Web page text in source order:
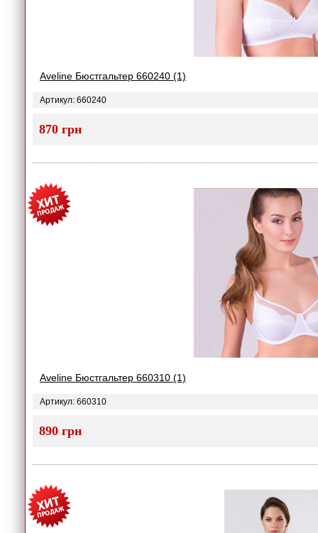
Aveline Бюстгальтер 660240 (1)
Артикул: 660240
870 грн
Aveline Бюстгальтер 660310 (1)
Артикул: 660310
890 грн